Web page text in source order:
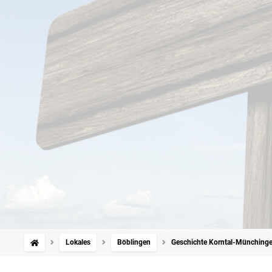
Lokales Böblingen Geschichte Korntal-